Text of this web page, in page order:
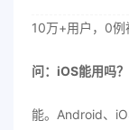
10万+用户，0例
问：iOS能用吗？
能。Android、